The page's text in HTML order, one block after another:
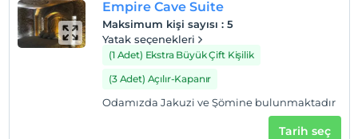
Empire Cave Suite
Maksimum kişi sayısı : 5
Yatak seçenekleri
(1 Adet) Ekstra Büyük Çift Kişilik
(3 Adet) Açılır-Kapanır
Odamızda Jakuzi ve Şömine bulunmaktadır
Tarih seç